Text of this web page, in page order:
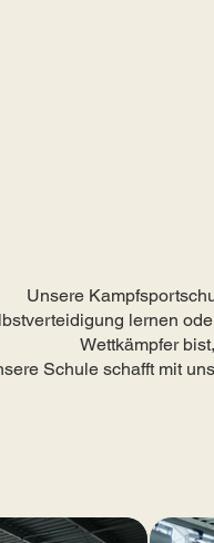
Unsere
lernen
Wettkämpfer
Schule schafft mit